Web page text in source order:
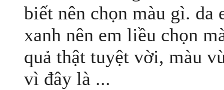
biết nên chọn màu gì.
xanh nên em liều chọn
quả thật tuyệt vời, màu
vì đây là ...